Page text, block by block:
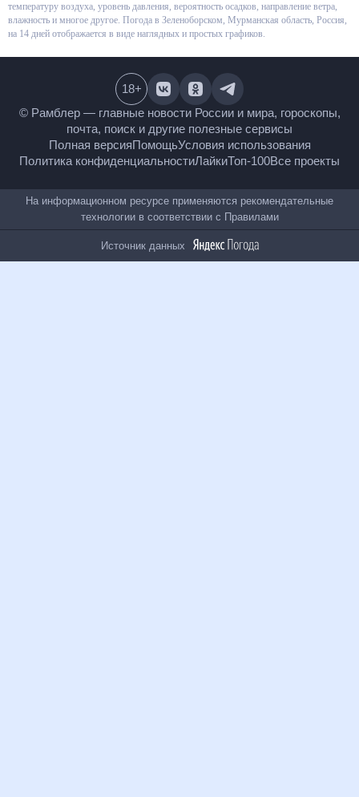
только общие данные, но и следующую информацию: температуру
воздуха, уровень давления, вероятность осадков, направление ветра,
влажность и многое другое. Погода в Зеленоборском, Мурманская
© Рамблер — главные новости России и мира,
гороскопы, почта, поиск и другие полезные сервисы
Полная версия
Помощь
Условия использования
Политика конфиденциальностиЛайкиТоп-100
Все проекты
18+
На информационном ресурсе применяются
рекомендательные технологии в соответствии сПравилами